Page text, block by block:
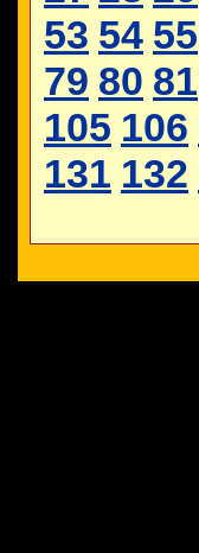
53 54 55
79 80 81
105 106
131 132